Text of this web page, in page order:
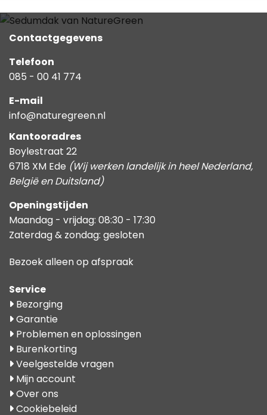
Contactgegevens
Telefoon
085 - 00 41 774
E-mail
info@naturegreen.nl
Kantooradres
Boylestraat 22
6718 XM Ede (Wij werken landelijk in heel Nederland,
België en Duitsland)
Openingstijden
Maandag - vrijdag: 08:30 - 17:30
Zaterdag & zondag: gesloten
Bezoek alleen op afspraak
Service
Bezorging
Garantie
Problemen en oplossingen
Burenkorting
Veelgestelde vragen
Mijn account
Over ons
Cookiebeleid